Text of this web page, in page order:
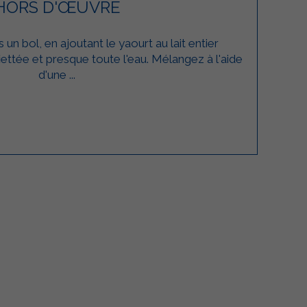
D'ŒUVRE
un bol, en ajoutant le yaourt au lait entier
et presque toute l'eau. Mélangez à l'aide
d'une ...